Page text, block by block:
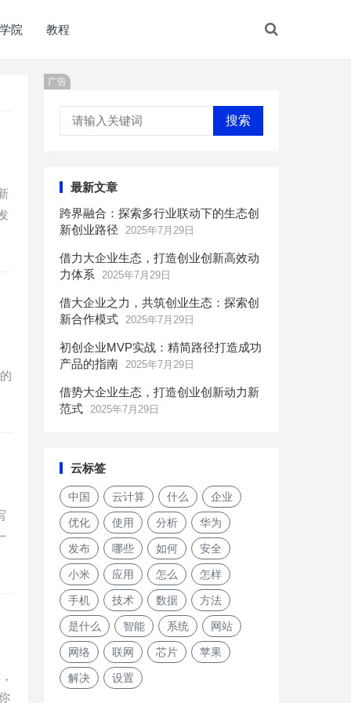
院 教程
广告
搜索
最新文章
跨界融合：探索多行业联动下的生态创
新创业路径
2025年7月29日
借力大企业生态，打造创业创新高效动
力体系
2025年7月29日
借大企业之力，共筑创业生态：探索创
新合作模式 2025年7月29日
初创企业MVP实战：精简路径打造成功
产品的指南 2025年7月29日
借势大企业生态，打造创业创新动力新
范式 2025年7月29日
云标签
中国 云计算 什么 企业
优化 使用 分析 华为
发布 哪些 如何 安全
小米 应用 怎么 怎样
手机 技术 数据 方法
是什么 智能 系统 网站
网络 联网 芯片 苹果
解决 设置